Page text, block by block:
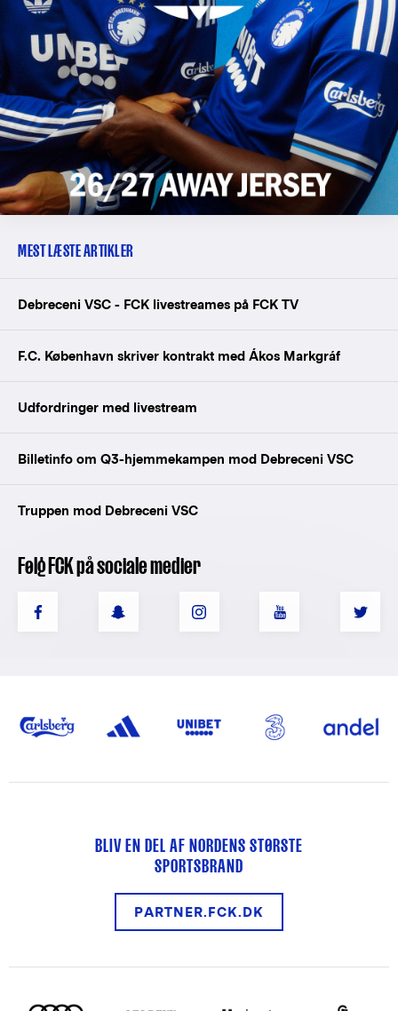
MEST LÆSTE ARTIKLER
Debreceni VSC - FCK livestreames på FCK TV
F.C. København skriver kontrakt med Ákos Markgráf
Udfordringer med livestream
Billetinfo om Q3-hjemmekampen mod Debreceni VSC
Truppen mod Debreceni VSC
Følg FCK på sociale medier
BLIV EN DEL AF NORDENS STØRSTE
SPORTSBRAND
PARTNER.FCK.DK